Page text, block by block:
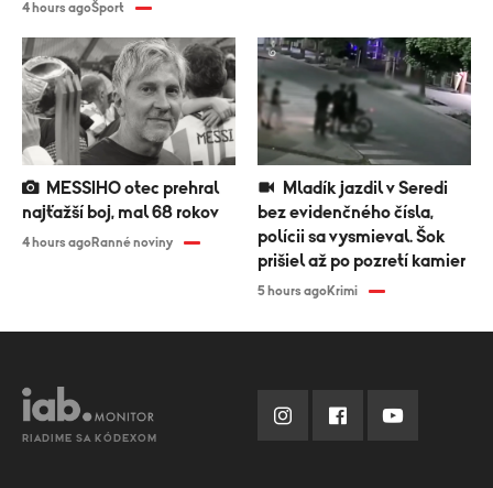
4 hours agoŠport
najťažší boj, mal 68 rokov
4 hours agoRanné noviny
bez evidenčného čísla,
polícii sa vysmieval. Šok
prišiel až po pozretí kamier
5 hours agoKrimi
RIADIME SA KÓDEXOM